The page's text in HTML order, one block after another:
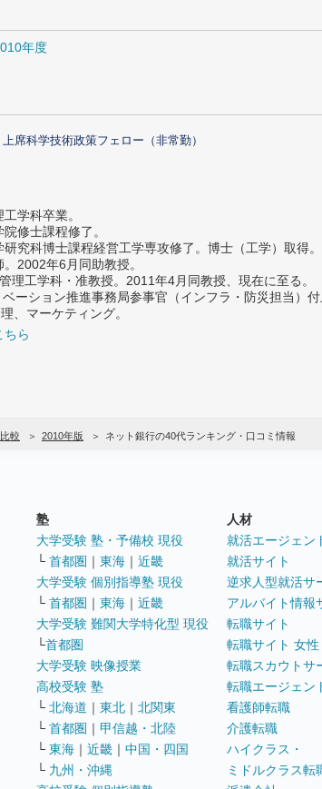
年度
席科学技術政策フェロー（非常勤）
学科卒業。
修士課程修了。
究科博士課程経営工学専攻修了。博士（工学）取得。
2002年6月同助教授。
理工学科・准教授。2011年4月同教授、現在に至る。
ーション推進事務局参事官（インフラ・防災担当）
、マーケティング。
ら
較 2010年版 ネット銀行の40代ランキング・口コミ情報
塾
大学受験 塾・予備校 現役
└ 首都圏 ｜ 東海 ｜ 近畿
大学受験 個別指導塾 現役
└ 首都圏 ｜ 東海 ｜ 近畿
大学受験 難関大学特化型 現役
└首都圏
大学受験 映像授業
高校受験 塾
└ 北海道 ｜ 東北 ｜ 北関東
└ 首都圏 ｜ 甲信越・北陸
└ 東海 ｜ 近畿 ｜ 中国・四国
└ 九州・沖縄
人材
就活エージェン
就活サイト
逆求人型就活サ
アルバイト情報
転職サイト
転職サイト 女性
転職スカウトサ
転職エージェン
看護師転職
介護転職
ハイクラス・
ミドルクラス転